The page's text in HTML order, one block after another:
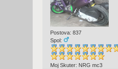
Postova: 837
Spol:
Moj Skuter: NRG mc3